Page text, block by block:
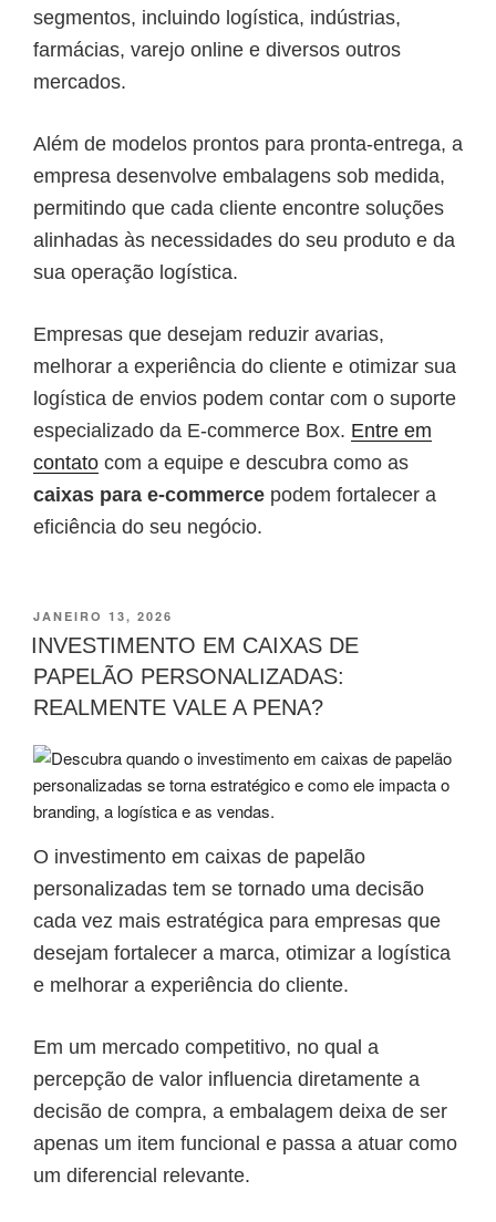
segmentos, incluindo logística, indústrias,
farmácias, varejo online e diversos outros
mercados.
Além de modelos prontos para pronta-entrega, a
empresa desenvolve embalagens sob medida,
permitindo que cada cliente encontre soluções
alinhadas às necessidades do seu produto e da
sua operação logística.
Empresas que desejam reduzir avarias,
melhorar a experiência do cliente e otimizar sua
logística de envios podem contar com o suporte
especializado da E-commerce Box. Entre em
contato com a equipe e descubra como as
caixas para e-commerce podem fortalecer a
eficiência do seu negócio.
JANEIRO 13, 2026
INVESTIMENTO EM CAIXAS DE
PAPELÃO PERSONALIZADAS:
REALMENTE VALE A PENA?
O investimento em caixas de papelão
personalizadas tem se tornado uma decisão
cada vez mais estratégica para empresas que
desejam fortalecer a marca, otimizar a logística
e melhorar a experiência do cliente.
Em um mercado competitivo, no qual a
percepção de valor influencia diretamente a
decisão de compra, a embalagem deixa de ser
apenas um item funcional e passa a atuar como
um diferencial relevante.